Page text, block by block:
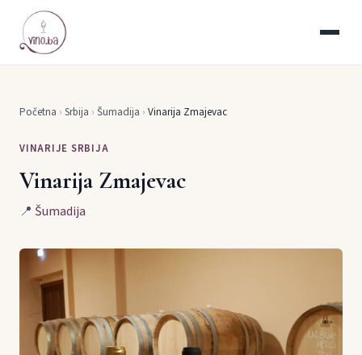
Početna › Srbija › Šumadija › Vinarija Zmajevac
VINARIJE SRBIJA
Vinarija Zmajevac
📍 Šumadija